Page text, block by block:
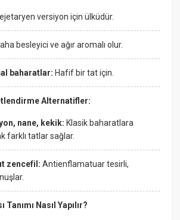
versiyon için ülküdür.
besleyici ve ağır aromalı olur.
baharatlar: Hafif bir tat için.
Alternatifler:
nane, kekik: Klasik baharatlara
farklı tatlar sağlar.
zencefil:Antienflamatuar tesirli,
Tanımı Nasıl Yapılır?